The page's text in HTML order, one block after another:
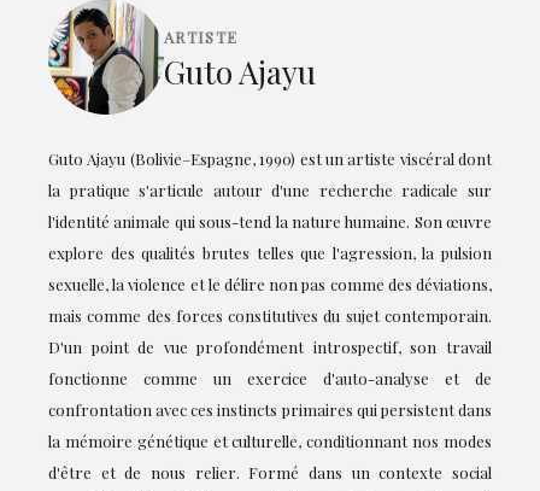
ARTISTE
Guto Ajayu
Guto Ajayu (Bolivie–Espagne, 1990) est un artiste viscéral dont
la pratique s'articule autour d'une recherche radicale sur
l'identité animale qui sous-tend la nature humaine. Son œuvre
explore des qualités brutes telles que l'agression, la pulsion
sexuelle, la violence et le délire non pas comme des déviations,
mais comme des forces constitutives du sujet contemporain.
D'un point de vue profondément introspectif, son travail
fonctionne comme un exercice d'auto-analyse et de
confrontation avec ces instincts primaires qui persistent dans
la mémoire génétique et culturelle, conditionnant nos modes
d'être et de nous relier. Formé dans un contexte social